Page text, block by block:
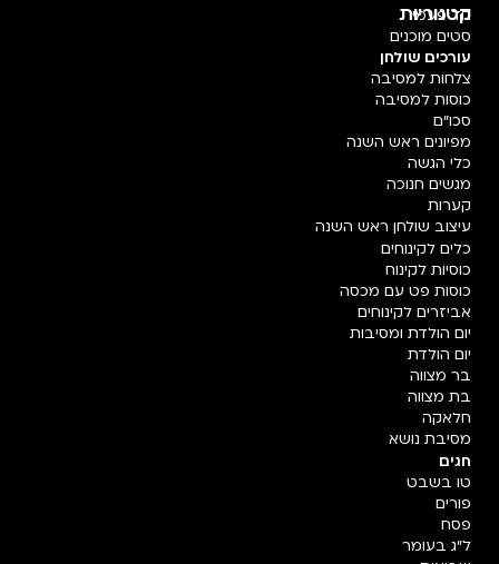
קטגוריות
חד פעמי
סטים מוכנים
עורכים שולחן
צלחות למסיבה
כוסות למסיבה
סכו"ם
מפיונים ראש השנה
כלי הגשה
מגשים חנוכה
קערות
עיצוב שולחן ראש השנה
כלים לקינוחים
כוסיות לקינוח
כוסות פט עם מכסה
אביזרים לקינוחים
יום הולדת ומסיבות
יום הולדת
בר מצווה
בת מצווה
חלאקה
מסיבת נושא
חגים
טו בשבט
פורים
פסח
ל"ג בעומר